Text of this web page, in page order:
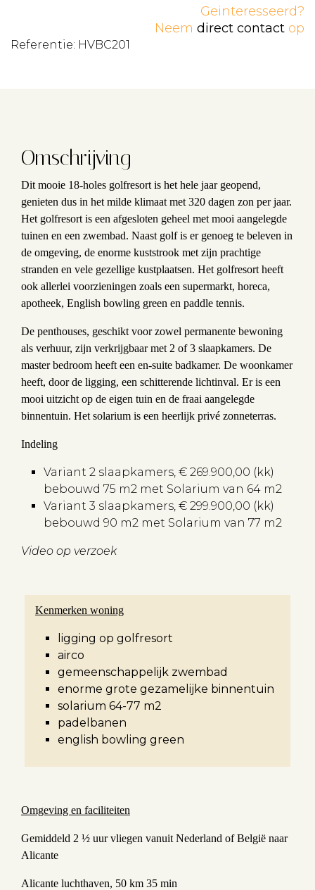
Geinteresseerd?
Neem direct contact op
Referentie: HVBC201
Omschrijving
Dit mooie 18-holes golfresort is het hele jaar geopend,
genieten dus in het milde klimaat met 320 dagen zon per jaar.
Het golfresort is een afgesloten geheel met mooi aangelegde
tuinen en een zwembad. Naast golf is er genoeg te beleven in
de omgeving, de enorme kuststrook met zijn prachtige
stranden en vele gezellige kustplaatsen. Het golfresort heeft
ook allerlei voorzieningen zoals een supermarkt, horeca,
apotheek, English bowling green en paddle tennis.
De penthouses, geschikt voor zowel permanente bewoning
als verhuur, zijn verkrijgbaar met 2 of 3 slaapkamers. De
master bedroom heeft een en-suite badkamer. De woonkamer
heeft, door de ligging, een schitterende lichtinval. Er is een
mooi uitzicht op de eigen tuin en de fraai aangelegde
binnentuin. Het solarium is een heerlijk privé zonneterras.
Indeling
Variant 2 slaapkamers, € 269.900,00 (kk)
bebouwd 75 m2 met Solarium van 64 m2
Variant 3 slaapkamers, € 299.900,00 (kk)
bebouwd 90 m2 met Solarium van 77 m2
Video op verzoek
Kenmerken woning
ligging op golfresort
airco
gemeenschappelijk zwembad
enorme grote gezamelijke binnentuin
solarium 64-77 m2
padelbanen
english bowling green
Omgeving en faciliteiten
Gemiddeld 2 ½ uur vliegen vanuit Nederland of België naar
Alicante
Alicante luchthaven, 50 km 35 min